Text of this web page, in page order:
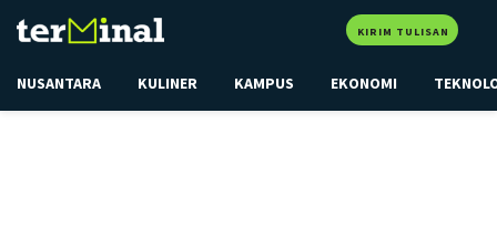
KIRIM TULISAN
NUSANTARA KULINER KAMPUS EKONOMI